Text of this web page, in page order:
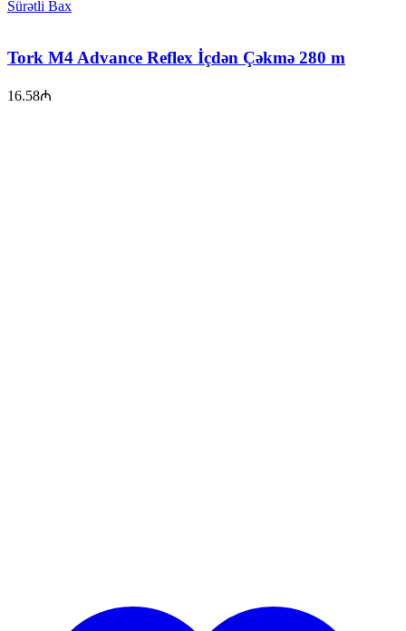
Sürətli Bax
Tork M4 Advance Reflex İçdən Çəkmə 280 m
16.58₼